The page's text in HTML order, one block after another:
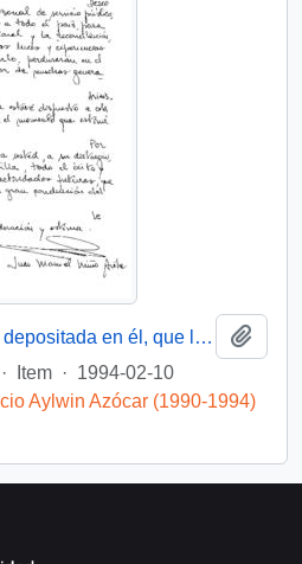
[Agradece la confianza depositada en él, que le posibilito servir en su gobierno]
· Item · 1994-02-10
Aylwin Azócar (1990-1994)